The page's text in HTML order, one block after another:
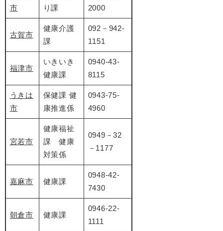
市
り課
2000
古賀市
健康介護
課
092－942-
1151
福津市
いきいき
健康課
0940-43-
8115
うきは
市
保健課 健
康推進係
0943-75-
4960
宮若市
健康福祉
課 健康
対策係
0949－32
－1177
嘉麻市 健康課
0948-42-
7430
朝倉市 健康課
0946-22-
1111